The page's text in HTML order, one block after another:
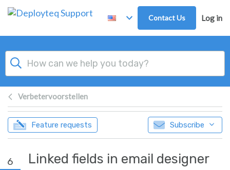
Skip to main content
Contact Us Log in
Verbetervoorstellen
Feature requests Subscribe
6
Linked fields in email designer